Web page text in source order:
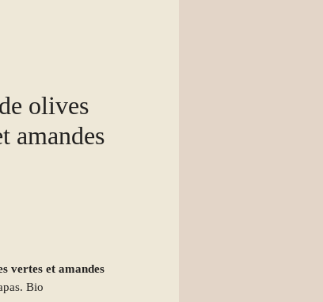
olives
amandes
vertes et amandes
Bio